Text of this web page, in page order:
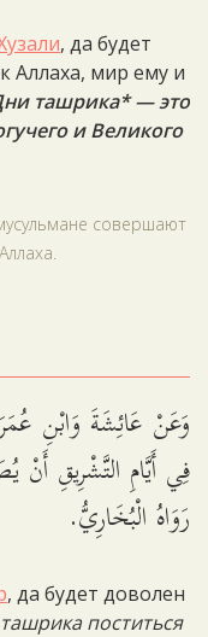
, да будет
Аллаха, мир ему и
ташрика* — это
и Великого
совершают
وَعَنْ عَائِشَةَ وَابْنِ
فِي أَيَّامِ التَّشْرِيقِ
رَوَاهُ الْبُخَارِيُّ.
, да будет доволен
поститься